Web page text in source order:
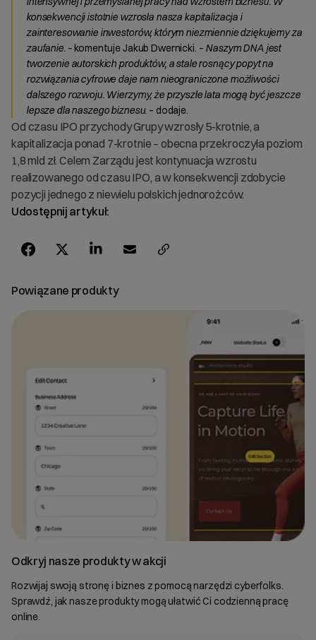
Udostępnij artykuł:
Powiązane produkty
Odkryj nasze produkty w akcji
Rozwijaj swoją stronę i biznes z pomocą narzędzi cyberfolks.
Sprawdź, jak nasze produkty mogą ułatwić Ci codzienną pracę
online.
konsekwencji istotnie wzrosła nasza kapitalizacja i
zainteresowanie inwestorów, którym niezmiennie dziękujemy za
zaufanie. – komentuje Jakub Dwernicki. – Naszym DNA jest
tworzenie autorskich produktów, a stale rosnący popyt na
rozwiązania cyfrowe daje nam nieograniczone możliwości
dalszego rozwoju. Wierzymy, że przyszłe lata mogą być jeszcze
lepsze dla naszego biznesu. – dodaje.
Od czasu IPO przychody Grupy wzrosły 5-krotnie, a
kapitalizacja ponad 7-krotnie – obecna przekroczyła poziom
1,8 mld zł. Celem Zarządu jest kontynuacja wzrostu
realizowanego od czasu IPO, a w konsekwencji zdobycie
pozycji jednego z niewielu polskich jednorożców.